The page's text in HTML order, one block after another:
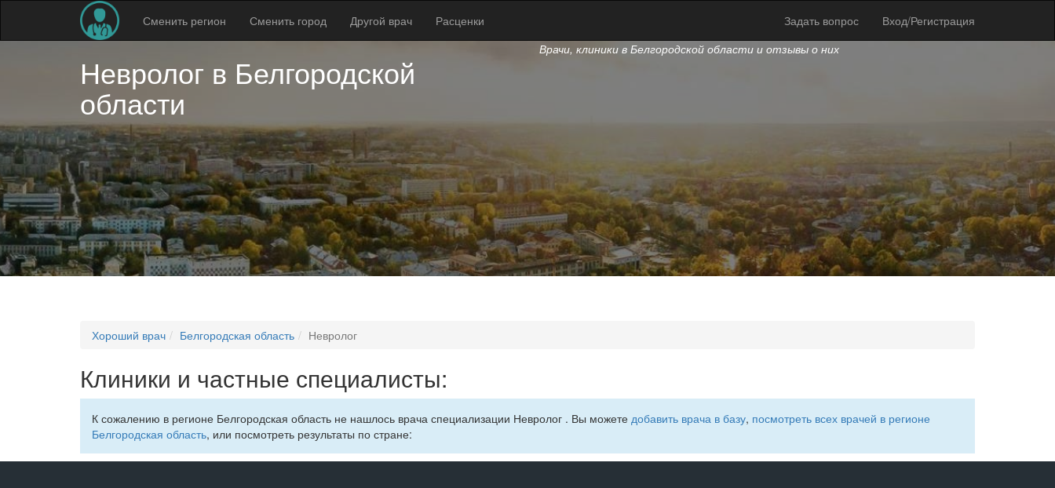
Сменить регион Сменить город Другой врач Расценки Задать вопрос Вход/Регистрация
Невролог в Белгородской
области
Врачи, клиники в Белгородской области и отзывы о них
Хороший врач Белгородская область Невролог
Клиники и частные специалисты:
К сожалению в регионе Белгородская область не нашлось врача специализации Невролог . Вы можете добавить врача в базу, посмотреть всех врачей в регионе
Белгородская область, или посмотреть результаты по стране: